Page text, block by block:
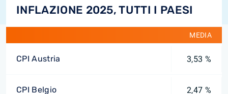
INFLAZIONE 2025, TUTTI I PAESI
MEDIA
CPI Austria 3,53 %
CPI Belgio 2,47 %